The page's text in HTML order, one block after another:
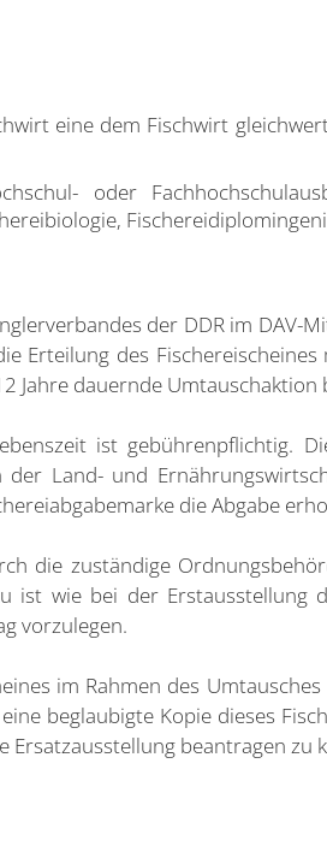
eine dem Fischwirt
oder
der DDR im DAV-
Erteilung des
Jahre dauernde Umtauschaktion
ist gebührenpflichtig.
Land- und
die Abgabe
die zuständige
ist wie bei der Erstausstellung
vorzulegen.
im Rahmen des
beglaubigte Kopie dieses
Ersatzausstellung beantragen zu